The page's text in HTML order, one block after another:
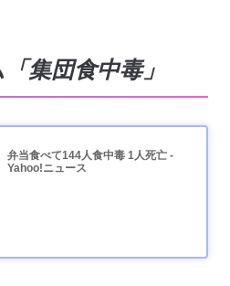
集団食中毒」
弁当食べて144人食中毒 1人死亡 -
Yahoo!ニュース